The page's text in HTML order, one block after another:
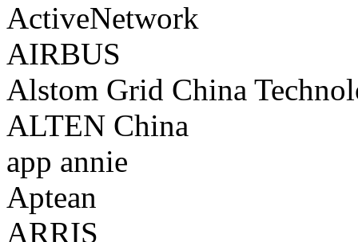
ActiveNetwork
AIRBUS
Alstom Grid China
ALTEN China
app annie
Aptean
ARRIS